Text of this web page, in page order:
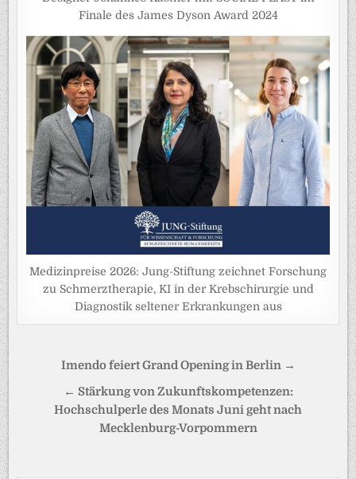
Finale des James Dyson Award 2024
Medizinpreise 2026: Jung-Stiftung zeichnet Forschung
zu Schmerztherapie, KI in der Krebschirurgie und
Diagnostik seltener Erkrankungen aus
Beitragsnavigation
Imendo feiert Grand Opening in Berlin →
← Stärkung von Zukunftskompetenzen:
Hochschulperle des Monats Juni geht nach
Mecklenburg-Vorpommern